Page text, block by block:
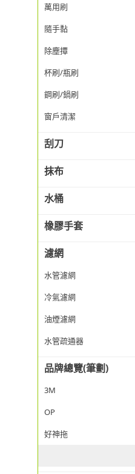
萬用刷
隨手黏
除塵撢
杯刷/瓶刷
鋼刷/鍋刷
窗戶清潔
刮刀
抹布
水桶
橡膠手套
濾網
水管濾網
冷氣濾網
油煙濾網
水管疏通器
品牌總覽(筆劃)
3M
OP
好神拖